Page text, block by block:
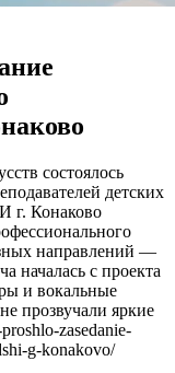
состоялось
детских
г. Конаково
направлений —
началась с проекта
и вокальные
прозвучали яркие
zasedanie-
g-konakovo/